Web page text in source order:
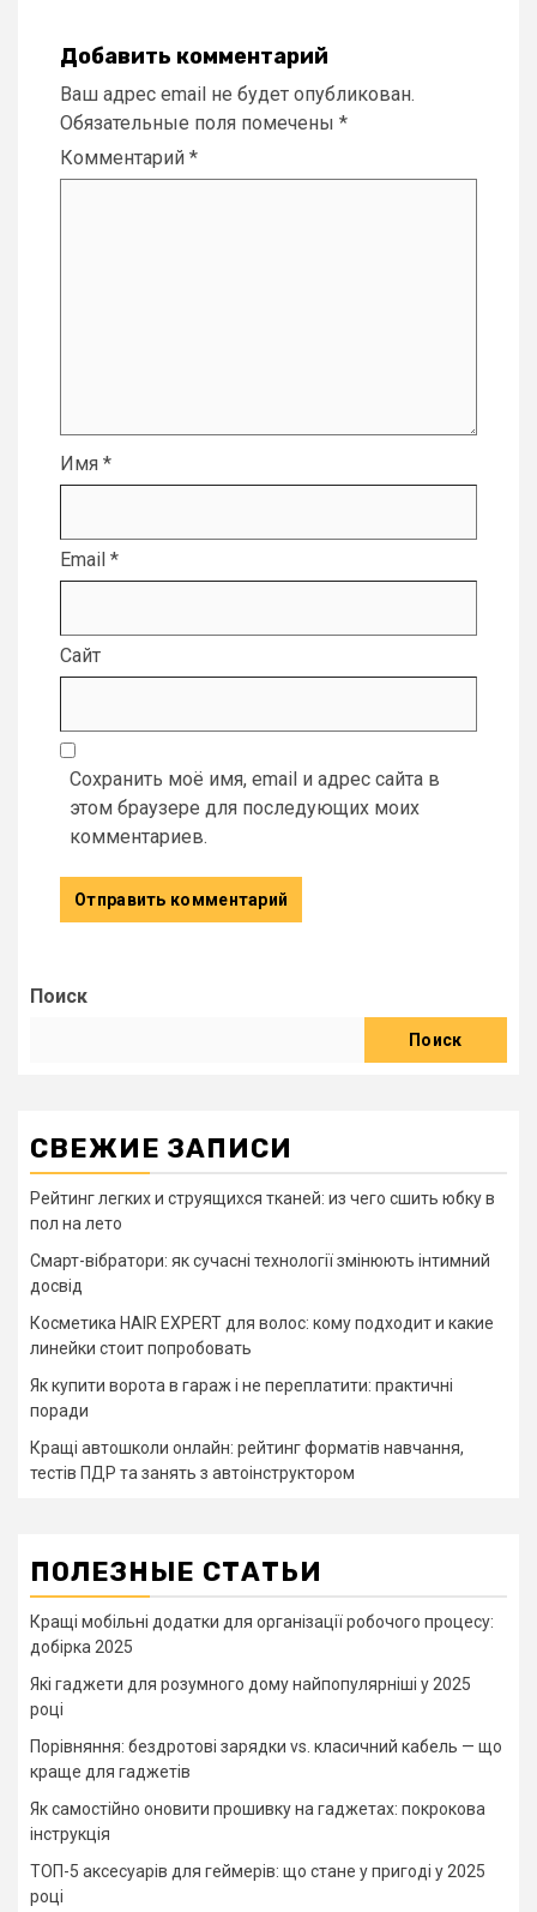
Добавить комментарий
Ваш адрес email не будет опубликован.
Обязательные поля помечены *
Комментарий *
Имя *
Email *
Сайт
Сохранить моё имя, email и адрес сайта в
этом браузере для последующих моих
комментариев.
Поиск
Поиск
СВЕЖИЕ ЗАПИСИ
Рейтинг легких и струящихся тканей: из чего сшить юбку в
пол на лето
Смарт-вібратори: як сучасні технології змінюють інтимний
досвід
Косметика HAIR EXPERT для волос: кому подходит и какие
линейки стоит попробовать
Як купити ворота в гараж і не переплатити: практичні
поради
Кращі автошколи онлайн: рейтинг форматів навчання,
тестів ПДР та занять з автоінструктором
ПОЛЕЗНЫЕ СТАТЬИ
Кращі мобільні додатки для організації робочого процесу:
добірка 2025
Які гаджети для розумного дому найпопулярніші у 2025
році
Порівняння: бездротові зарядки vs. класичний кабель — що
краще для гаджетів
Як самостійно оновити прошивку на гаджетах: покрокова
інструкція
ТОП-5 аксесуарів для геймерів: що стане у пригоді у 2025
році